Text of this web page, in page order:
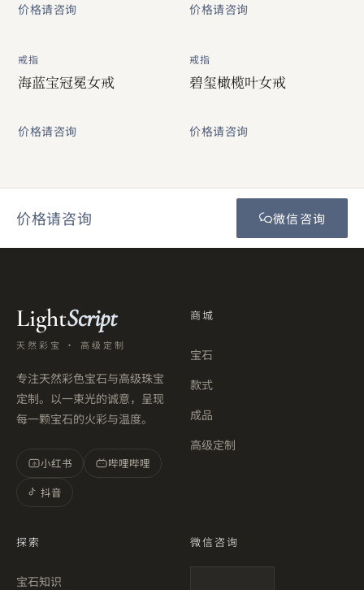
价格请咨询 价格请咨询
戒指
海蓝宝冠冕女戒
价格请咨询
戒指
碧玺橄榄叶女戒
价格请咨询
价格请咨询 微信咨询
LightScript
天然彩宝 · 高级定制
专注天然彩色宝石与高级珠宝
定制。以一束光的诚意，呈现
每一颗宝石的火彩与温度。
小 小红书
哔哩哔哩
抖音
商城
宝石
款式
成品
高级定制
探索
宝石知识
微信咨询